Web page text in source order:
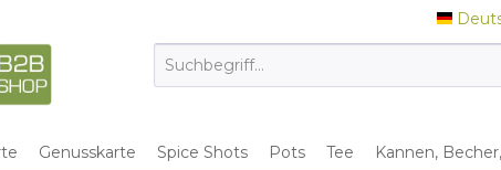
Genusskarte Spice Shots Pots Tee Kannen,